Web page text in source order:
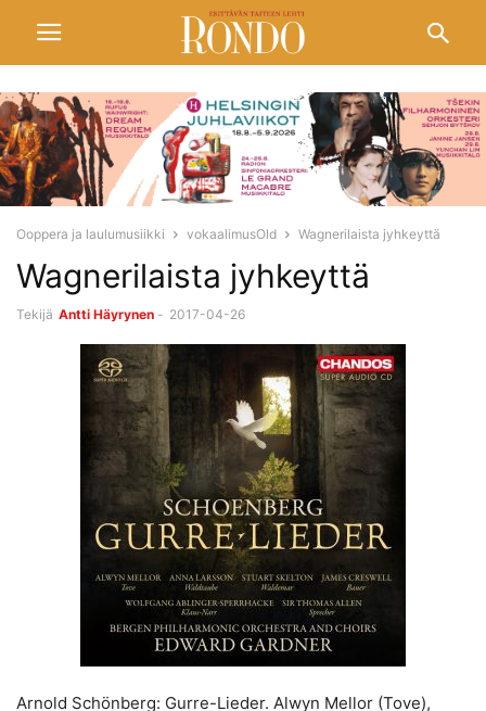
Ooppera ja laulumusiikki vokaalimusOld Wagnerilaista jyhkeyttä
Wagnerilaista jyhkeyttä
Tekijä Antti Häyrynen - 2017-04-26
Arnold Schönberg: Gurre-Lieder. Alwyn Mellor (Tove),